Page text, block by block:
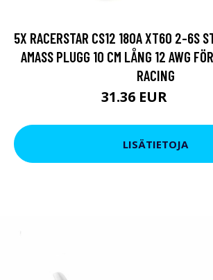
5X RACERSTAR CS12 180A XT60 2-6S
AMASS PLUGG 10 CM LÅNG 12 AWG
RACING
31.36 EUR
LISÄTIETOJA